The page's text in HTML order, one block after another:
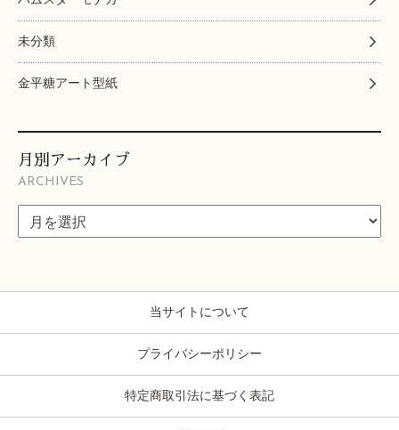
未分類
金平糖アート型紙
月別アーカイブ
ARCHIVES
当サイトについて
プライバシーポリシー
特定商取引法に基づく表記